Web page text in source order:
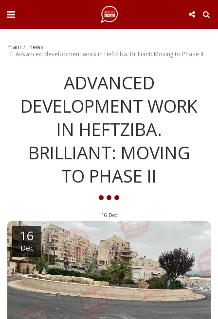
main
news
Advanced development work in Heftziba. Brilliant: Moving to Phase II
ADVANCED
DEVELOPMENT WORK
IN HEFTZIBA.
BRILLIANT: MOVING
TO PHASE II
16 Dec
16
Dec